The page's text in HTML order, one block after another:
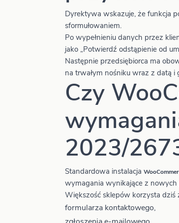
Dyrektywa wskazuje, że funkcja
sformułowaniem.
Po wypełnieniu danych przez
jako „Potwierdź odstąpienie od
Następnie przedsiębiorca ma
na trwałym nośniku wraz z datą i
Czy
2023/
Standardowa instalacja
wymagania wynikające z nowych
Większość sklepów korzysta
formularza kontaktowego,